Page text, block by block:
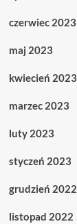
czerwiec 2023
maj 2023
kwiecień 2023
marzec 2023
luty 2023
styczeń 2023
grudzień 2022
listopad 2022